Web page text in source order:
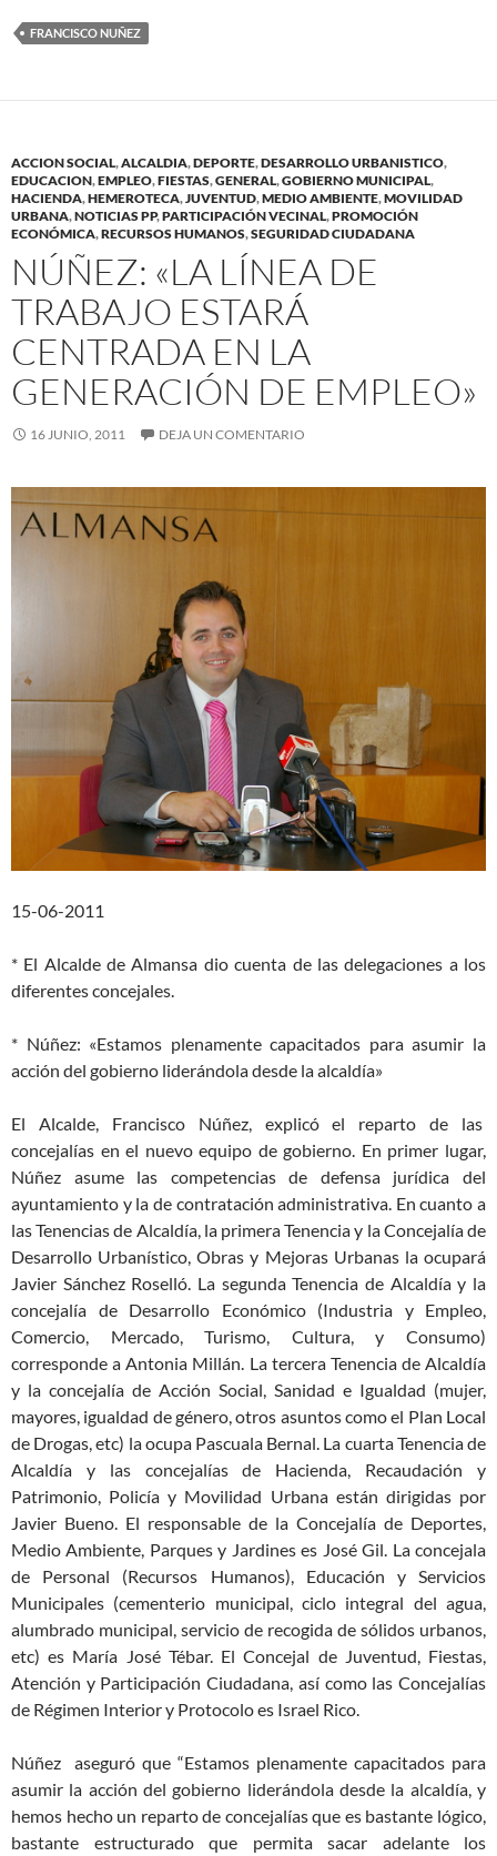
e
b
o
k
at
s
A
p
FRANCISCO NUÑEZ
ACCION SOCIAL,ALCALDIA,DEPORTE,DESARROLLO URBANISTICO,
EDUCACION,EMPLEO,FIESTAS,GENERAL,GOBIERNO MUNICIPAL,
HACIENDA,HEMEROTECA,JUVENTUD,MEDIO AMBIENTE,MOVILIDAD
URBANA,NOTICIAS PP,PARTICIPACIÓN VECINAL,PROMOCIÓN
ECONÓMICA,RECURSOS HUMANOS,SEGURIDAD CIUDADANA
NÚÑEZ: «LA LÍNEA DE
TRABAJO ESTARÁ
CENTRADA EN LA
GENERACIÓN DE EMPLEO»
16 JUNIO, 2011 DEJA UN COMENTARIO
15-06-2011
* El Alcalde de Almansa dio cuenta de las delegaciones a los
diferentes concejales.
* Núñez: «Estamos plenamente capacitados para asumir la
acción del gobierno liderándola desde la alcaldía»
El Alcalde, Francisco Núñez, explicó el reparto de las
concejalías en el nuevo equipo de gobierno. En primer lugar,
Núñez asume las competencias de defensa jurídica del
ayuntamiento y la de contratación administrativa. En cuanto a
las Tenencias de Alcaldía, la primera Tenencia y la Concejalía de
Desarrollo Urbanístico, Obras y Mejoras Urbanas la ocupará
Javier Sánchez Roselló. La segunda Tenencia de Alcaldía y la
concejalía de Desarrollo Económico (Industria y Empleo,
Comercio, Mercado, Turismo, Cultura, y Consumo)
corresponde a Antonia Millán. La tercera Tenencia de Alcaldía
y la concejalía de Acción Social, Sanidad e Igualdad (mujer,
mayores, igualdad de género, otros asuntos como el Plan Local
de Drogas, etc) la ocupa Pascuala Bernal. La cuarta Tenencia de
Alcaldía y las concejalías de Hacienda, Recaudación y
Patrimonio, Policía y Movilidad Urbana están dirigidas por
Javier Bueno. El responsable de la Concejalía de Deportes,
Medio Ambiente, Parques y Jardines es José Gil. La concejala
de Personal (Recursos Humanos), Educación y Servicios
Municipales (cementerio municipal, ciclo integral del agua,
alumbrado municipal, servicio de recogida de sólidos urbanos,
etc) es María José Tébar. El Concejal de Juventud, Fiestas,
Atención y Participación Ciudadana, así como las Concejalías
de Régimen Interior y Protocolo es Israel Rico.
Núñez aseguró que “Estamos plenamente capacitados para
asumir la acción del gobierno liderándola desde la alcaldía, y
hemos hecho un reparto de concejalías que es bastante lógico,
bastante estructurado que permita sacar adelante los